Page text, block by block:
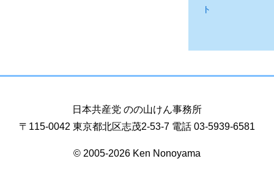
ト
日本共産党 のの山けん事務所
〒115-0042 東京都北区志茂2-53-7 電話 03-5939-6581
© 2005-2026 Ken Nonoyama